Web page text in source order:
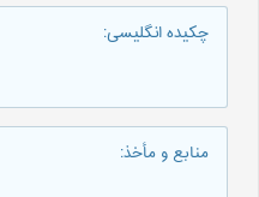
چکیده انگلیسی:
منابع و مأخذ: